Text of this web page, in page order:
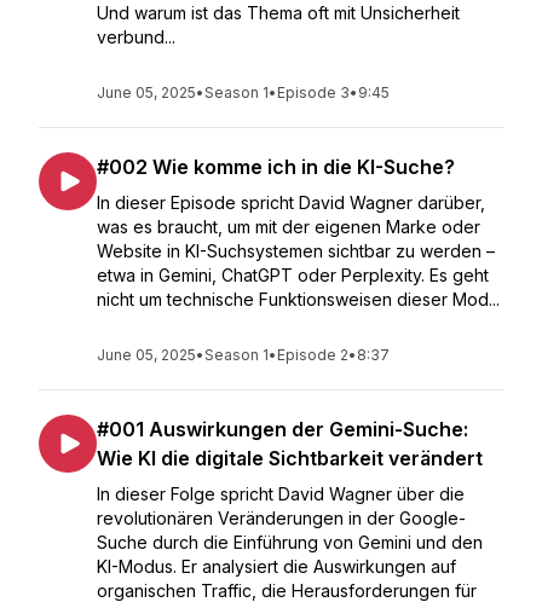
Und warum ist das Thema oft mit Unsicherheit
verbund...
June 05, 2025•Season 1• Episode 3• 9:45
#002 Wie komme ich in die KI-Suche?
In dieser Episode spricht David Wagner darüber,
was es braucht, um mit der eigenen Marke oder
Website in KI-Suchsystemen sichtbar zu werden –
etwa in Gemini, ChatGPT oder Perplexity. Es geht
nicht um technische Funktionsweisen dieser Mod...
June 05, 2025•Season 1• Episode 2• 8:37
#001 Auswirkungen der Gemini-Suche:
Wie KI die digitale Sichtbarkeit verändert
In dieser Folge spricht David Wagner über die
revolutionären Veränderungen in der Google-
Suche durch die Einführung von Gemini und den
KI-Modus. Er analysiert die Auswirkungen auf
organischen Traffic, die Herausforderungen für